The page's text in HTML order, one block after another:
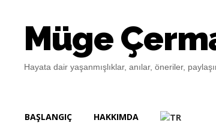
Müge
Hayata dair yaşanmışlıklar, anılar, öneriler,
BAŞLANGIÇ HAKKIMDA